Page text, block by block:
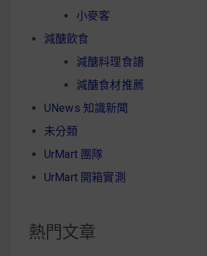
小麥客
減醣飲食
減醣料理食譜
減醣食材推薦
UNews 知識新聞
未分類
UrMart 團隊
UrMart 開箱實測
熱門文章